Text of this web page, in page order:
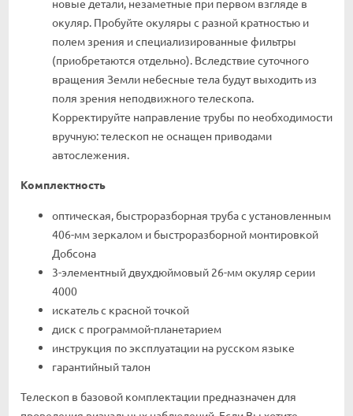
новые детали, незаметные при первом взгляде в
окуляр. Пробуйте окуляры с разной кратностью и
полем зрения и специализированные фильтры
(приобретаются отдельно). Вследствие суточного
вращения Земли небесные тела будут выходить из
поля зрения неподвижного телескопа.
Корректируйте направление трубы по необходимости
вручную: телескоп не оснащен приводами
автослежения.
Комплектность
оптическая, быстроразборная труба с установленным
406-мм зеркалом и быстроразборной монтировкой
Добсона
3-элементный двухдюймовый 26-мм окуляр серии
4000
искатель с красной точкой
диск с программой-планетарием
инструкция по эксплуатации на русском языке
гарантийный талон
Телескоп в базовой комплектации предназначен для